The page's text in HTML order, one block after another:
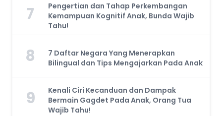
7
Pengertian dan Tahap Perkembangan
Kemampuan Kognitif Anak, Bunda Wajib
Tahu!
8
7 Daftar Negara Yang Menerapkan
Bilingual dan Tips Mengajarkan Pada Anak
9
Kenali Ciri Kecanduan dan Dampak
Bermain Gagdet Pada Anak, Orang Tua
Wajib Tahu!